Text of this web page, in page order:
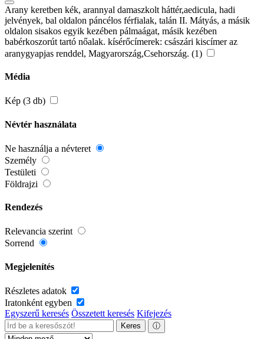
Arany keretben kék, arannyal damaszkolt háttér,aedicula, hadi
jelvények, bal oldalon páncélos férfialak, talán II. Mátyás, a másik
oldalon sisakos egyik kezében pálmaágat, másik kezében
babérkoszorút tartó nőalak. kísérőcímerek: császári kiscímer az
aranygyapjas renddel, Magyarország,Csehország. (1)
Média
Kép (3 db)
Névtér használata
Ne használja a névteret
Személy
Testületi
Földrajzi
Rendezés
Relevancia szerint
Sorrend
Megjelenítés
Részletes adatok
Iratonként egyben
Egyszerű keresés Összetett keresés Kifejezés
Keres ⓘ